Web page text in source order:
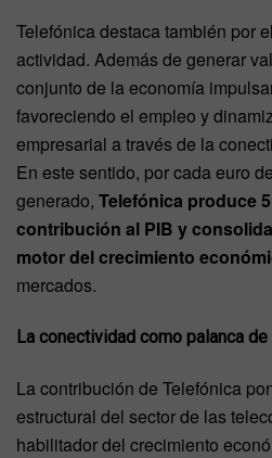
Telefónica destaca también por el
actividad. Además de generar
conjunto de la economía
favoreciendo el empleo y
empresarial a través de la
En este sentido, por cada euro
generado, Telefónica produce
contribución al PIB y
motor del crecimiento
mercados.
La conectividad como palanca
La contribución de Telefónica
estructural del sector de las
habilitador del crecimiento